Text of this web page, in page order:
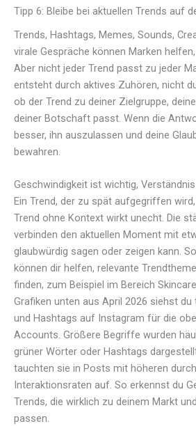
Tipp 6: Bleibe bei aktuellen Trends auf
Trends, Hashtags, Memes, Sounds,
virale Gespräche können Marken
Aber nicht jeder Trend passt zu jeder
entsteht durch aktives Zuhören, nicht
ob der Trend zu deiner Zielgruppe,
deiner Botschaft passt. Wenn die
besser, ihn auszulassen und deine
bewahren.
Geschwindigkeit ist wichtig,
Ein Trend, der zu spät aufgegriffen
Trend ohne Kontext wirkt unecht. Die
verbinden den aktuellen Moment mit
glaubwürdig sagen oder zeigen kann.
können dir helfen, relevante
finden, zum Beispiel im Bereich
Grafiken unten aus April 2026 siehst du
und Hashtags auf Instagram für die
Accounts. Größere Begriffe wurden
grüner Wörter oder Hashtags
tauchten sie in Posts mit höheren
Interaktionsraten auf. So erkennst du
Trends, die wirklich zu deinem Markt
passen.